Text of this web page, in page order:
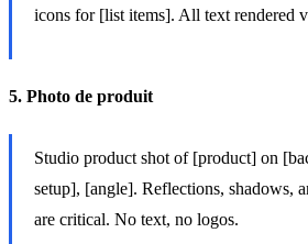
icons for [list items]. All text rendered
5. Photo de produit
Studio product shot of [product] on
setup], [angle]. Reflections, shadows,
are critical. No text, no logos.